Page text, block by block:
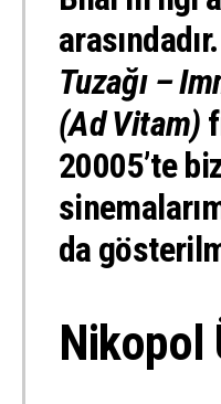
arasındadır.
Tuzağı –
(Ad Vitam)
20005’te
da
Nikopol